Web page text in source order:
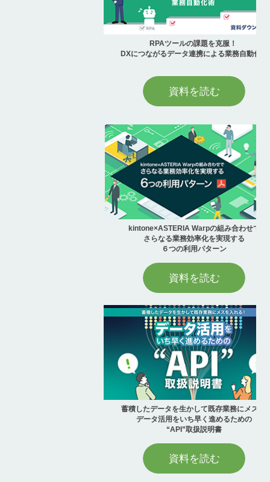
RPAツールの課題を克服！
DXにつながるデータ連携による業務自動化術
資料を読む
kintone×ASTERIA Warpの組み合わせで
さらなる業務効率化を実現する
６つの利用パターン
資料を読む
蓄積したデータを生かして既存業務にメス！
データ活用をいち早く進めるための
“API”取扱説明書
資料を読む